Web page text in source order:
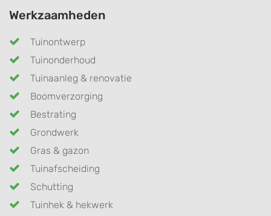
Werkzaamheden
Tuinontwerp
Tuinonderhoud
Tuinaanleg & renovatie
Boomverzorging
Bestrating
Grondwerk
Gras & gazon
Tuinafscheiding
Schutting
Tuinhek & hekwerk